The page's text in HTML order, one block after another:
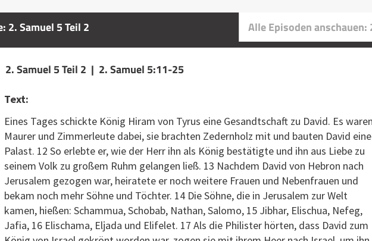
2. Samuel 5 Teil 2 Alle Episoden anschauen:
2. Samuel 5 Teil 2 | 2. Samuel 5:11-25
Text:
Eines Tages schickte König Hiram von Tyrus eine Gesandtschaft zu David. Es waren
Maurer und Zimmerleute dabei, sie brachten Zedernholz mit und bauten David
Palast. 12 So erlebte er, wie der Herr ihn als König bestätigte und ihn aus Liebe zu
seinem Volk zu großem Ruhm gelangen ließ. 13 Nachdem David von Hebron nach
Jerusalem gezogen war, heiratete er noch weitere Frauen und Nebenfrauen und
bekam noch mehr Söhne und Töchter. 14 Die Söhne, die in Jerusalem zur Welt
kamen, hießen: Schammua, Schobab, Nathan, Salomo, 15 Jibhar, Elischua, Nefeg,
Jafia, 16 Elischama, Eljada und Elifelet. 17 Als die Philister hörten, dass David zum